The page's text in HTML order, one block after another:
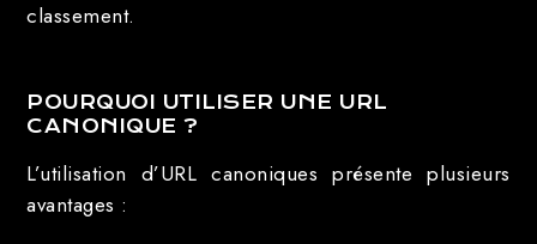
classement.
POURQUOI UTILISER UNE URL
CANONIQUE ?
L’utilisation d’URL canoniques présente plusieurs
avantages :